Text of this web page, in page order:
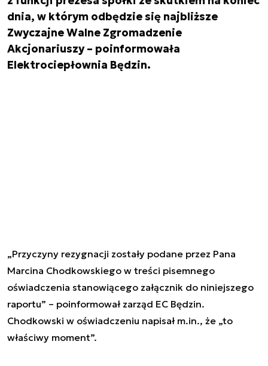
dnia, w którym odbędzie się najbliższe
Zwyczajne Walne Zgromadzenie
Akcjonariuszy – poinformowała
Elektrociepłownia Będzin.
„Przyczyny rezygnacji zostały podane przez Pana
Marcina Chodkowskiego w treści pisemnego
oświadczenia stanowiącego załącznik do niniejszego
raportu” – poinformował zarząd EC Będzin.
Chodkowski w oświadczeniu napisał m.in., że „to
właściwy moment”.